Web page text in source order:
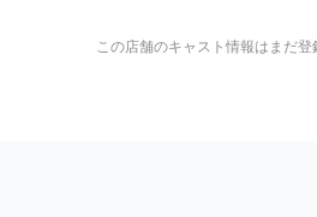
この店舗のキャスト情報はまだ登